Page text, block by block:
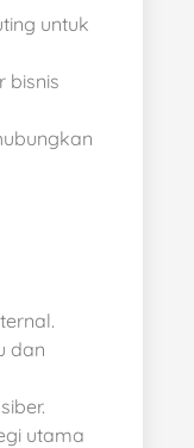
untuk
bisnis
dan
utama